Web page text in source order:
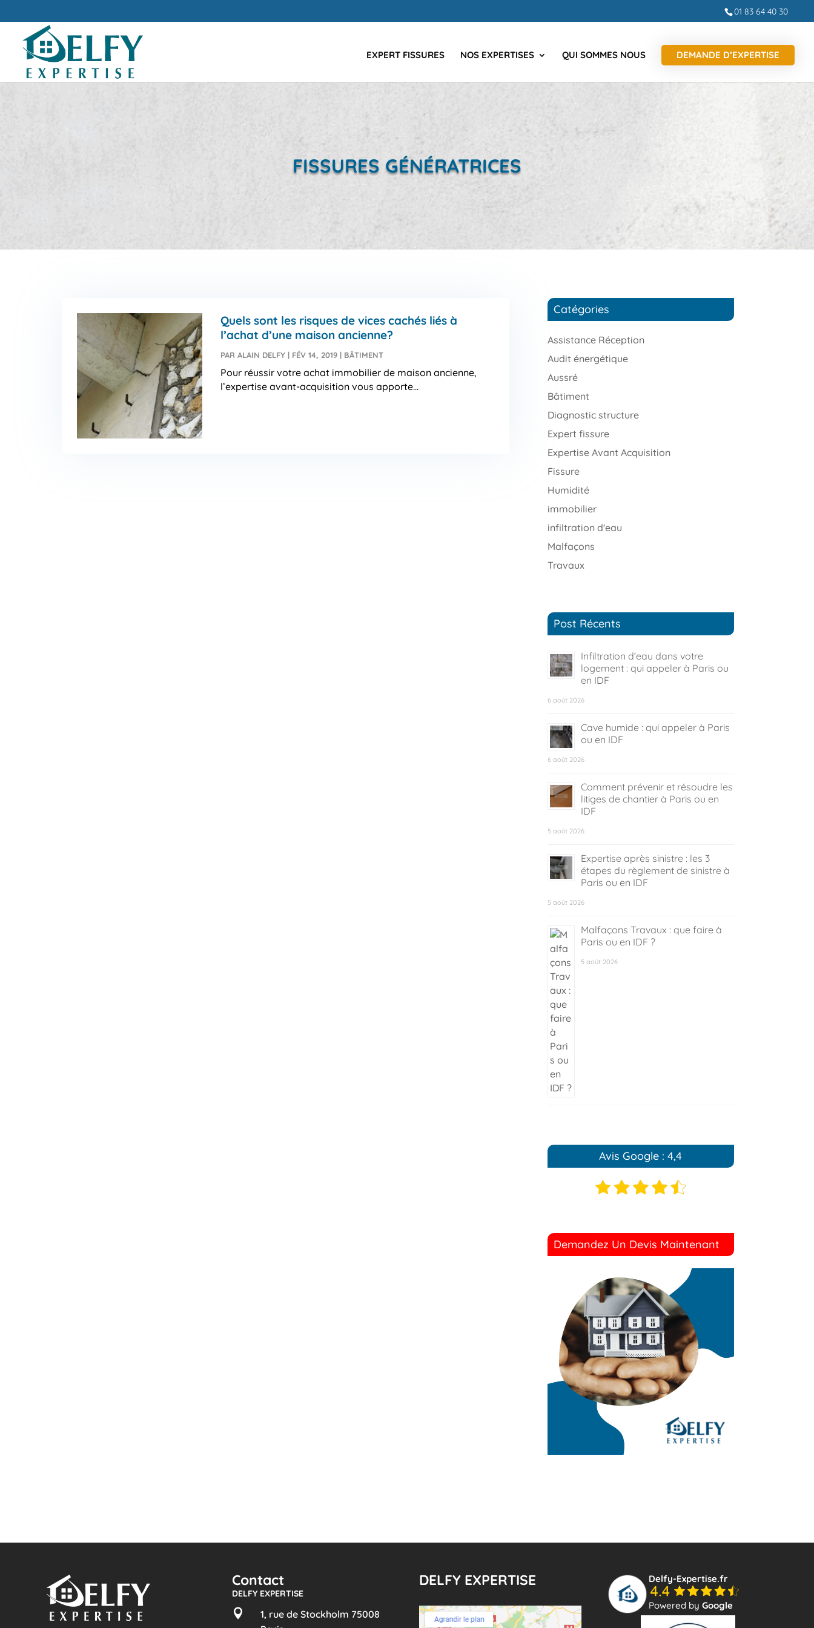
01 83 64 40 30
EXPERT FISSURES NOS EXPERTISES QUI SOMMES NOUS DEMANDE D’EXPERTISE
FISSURES GÉNÉRATRICES
Quels sont les risques de vices cachés liés à
l’achat d’une maison ancienne?
PAR ALAIN DELFY| FÉV 14, 2019| BÂTIMENT
Pour réussir votre achat immobilier de maison ancienne,
l’expertise avant-acquisition vous apporte...
Catégories
Assistance Réception
Audit énergétique
Aussré
Bâtiment
Diagnostic structure
Expert fissure
Expertise Avant Acquisition
Fissure
Humidité
immobilier
infiltration d'eau
Malfaçons
Travaux
Post Récents
Infiltration d’eau dans votre
logement : qui appeler à Paris ou
en IDF
6 août 2026
Cave humide : qui appeler à Paris
ou en IDF
6 août 2026
Comment prévenir et résoudre les
litiges de chantier à Paris ou en
IDF
5 août 2026
Expertise après sinistre : les 3
étapes du règlement de sinistre à
Paris ou en IDF
5 août 2026
Malfaçons Travaux : que faire à
Paris ou en IDF ?
5 août 2026
Avis Google : 4,4
Demandez Un Devis Maintenant
Contact
DELFY EXPERTISE

1, rue de Stockholm 75008
DELFY EXPERTISE Delfy-Expertise.fr
Powered byGoogle